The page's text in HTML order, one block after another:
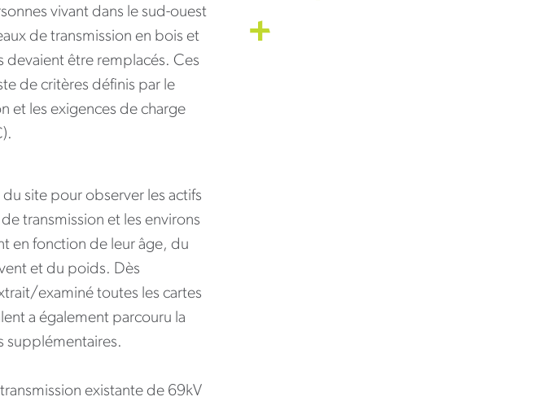
vivant dans le sud-ouest
de transmission en bois et
devaient être remplacés. Ces
de critères définis par le
et les exigences de charge
site pour observer les actifs
transmission et les environs
en fonction de leur âge, du
et du poids. Dès
examiné toutes les cartes
a également parcouru la
supplémentaires.
existante de 69kV